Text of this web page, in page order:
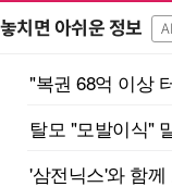
놓치면 아쉬운 정보